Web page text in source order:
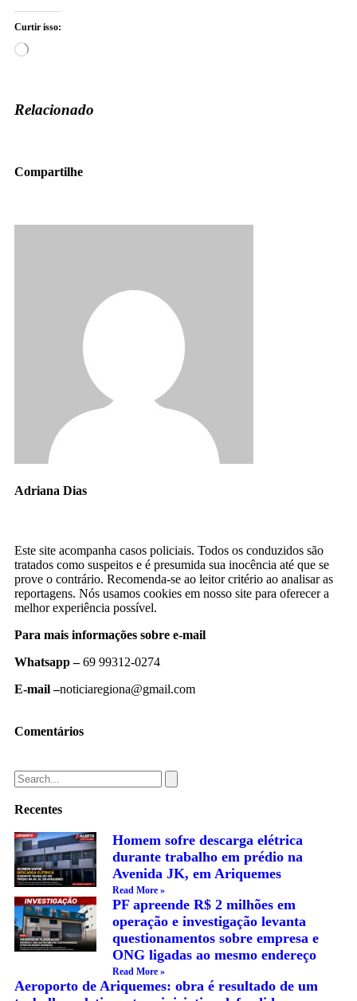
Curtir isso:
Relacionado
Compartilhe
Adriana Dias
Este site acompanha casos policiais. Todos os conduzidos são
tratados como suspeitos e é presumida sua inocência até que se
prove o contrário. Recomenda-se ao leitor critério ao analisar as
reportagens. Nós usamos cookies em nosso site para oferecer a
melhor experiência possível.
Para mais informações sobre e-mail
Whatsapp –69 99312-0274
E-mail –noticiaregiona@gmail.com
Comentários
Recentes
Homem sofre descarga elétrica
durante trabalho em prédio na
Avenida JK, em Ariquemes
Read More »
PF apreende R$ 2 milhões em
operação e investigação levanta
questionamentos sobre empresa e
ONG ligadas ao mesmo endereço
Read More »
Aeroporto de Ariquemes: obra é resultado de um